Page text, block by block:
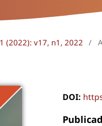
(2022): v17, n1, 2022 /
DOI: